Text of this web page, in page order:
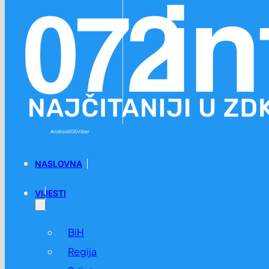
AndroidiOSViber
NASLOVNA
VIJESTI
BiH
Regija